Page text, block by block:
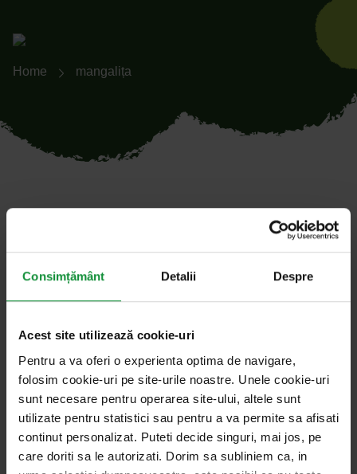
Consimțământ Detalii Despre
Acest site utilizează cookie-uri
Pentru a va oferi o experienta optima de navigare,
folosim cookie-uri pe site-urile noastre. Unele cookie-uri
sunt necesare pentru operarea site-ului, altele sunt
utilizate pentru statistici sau pentru a va permite sa afisati
continut personalizat. Puteti decide singuri, mai jos, pe
care doriti sa le autorizati. Dorim sa subliniem ca, in
Breadcrumb-Navigation
Home mangalița
Toate articolele cu cuvântul
cheie „mangalița”
4. martie 2025
Salata de vorbe cu Cosmin Dragomir
Cele mai cunoscute rase de porci și
preparatele-etalon din carnea lor
Câteva dintre cele mai cunoscute exemple de rase